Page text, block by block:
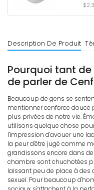
Description De Produit
Pourquoi tant
de parler de
Beaucoup de gens se
mentionner cenforce douce
plus privées de notre vie.
utilisons quelque chose
l'impression d'avouer une
la peur d'être jugé comme
grandissons encore dans
chambre sont chuchotées
laissant peu de place à des
sexuel. Pour beaucoup